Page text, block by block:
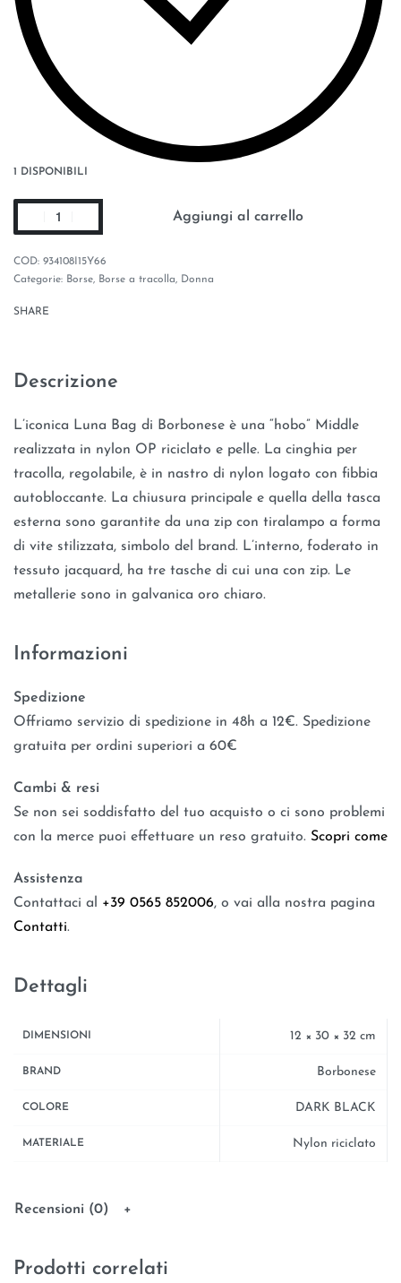
1 DISPONIBILI
Aggiungi al carrello
934108I15Y66
Categorie: Borse, Borse a tracolla, Donna
SHARE
Descrizione
L’iconica Luna Bag di Borbonese è una “hobo” Middle
realizzata in nylon OP riciclato e pelle. La cinghia per
tracolla, regolabile, è in nastro di nylon logato con fibbia
autobloccante. La chiusura principale e quella della tasca
esterna sono garantite da una zip con tiralampo a forma
di vite stilizzata, simbolo del brand. L’interno, foderato in
tessuto jacquard, ha tre tasche di cui una con zip. Le
metallerie sono in galvanica oro chiaro.
Informazioni
Spedizione
Offriamo servizio di spedizione in 48h a 12€. Spedizione
gratuita per ordini superiori a 60€
Cambi & resi
Se non sei soddisfatto del tuo acquisto o ci sono problemi
con la merce puoi effettuare un reso gratuito. Scopri come
Assistenza
Contattaci al +39 0565 852006, o vai alla nostra pagina
Contatti.
Dettagli
DIMENSIONI 12 × 30 × 32 cm
BRAND Borbonese
COLORE DARK BLACK
MATERIALE Nylon riciclato
Recensioni (0)
Prodotti correlati